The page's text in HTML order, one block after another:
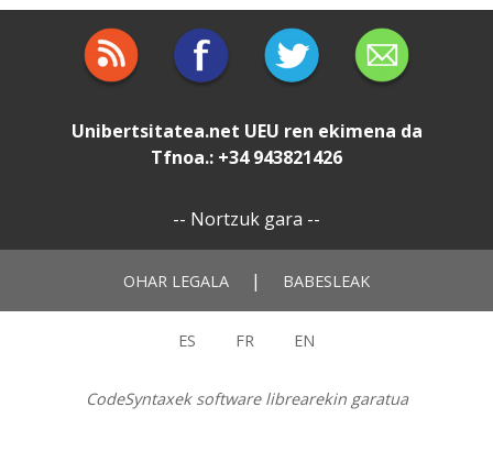
Unibertsitatea.net UEU ren ekimena da
Tfnoa.: +34 943821426
-- Nortzuk gara --
OHAR LEGALA | BABESLEAK
ES FR EN
CodeSyntaxek software librearekin garatua